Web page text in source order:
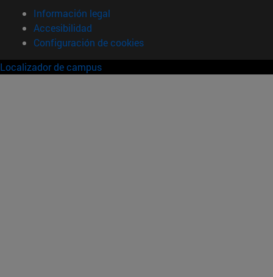
Información legal
Accesibilidad
Configuración de cookies
Localizador de campus